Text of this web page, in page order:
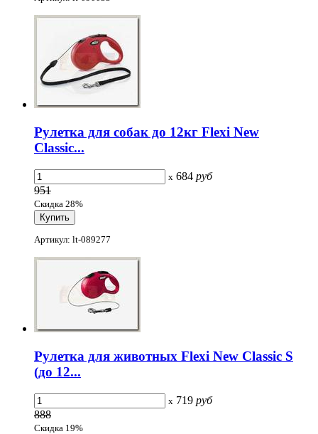
Рулетка для собак до 12кг Flexi New
Classic...
x 684 руб
951
Скидка 28%
Артикул: lt-089277
Рулетка для животных Flexi New Classic S
(до 12...
x 719 руб
888
Скидка 19%